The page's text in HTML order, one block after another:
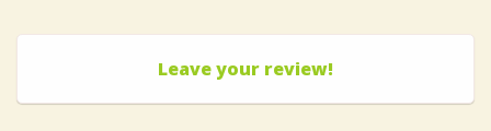
Leave your review!